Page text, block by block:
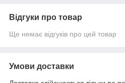
Відгуки про товар
Ще немає відгуків про цей товар
Умови доставки